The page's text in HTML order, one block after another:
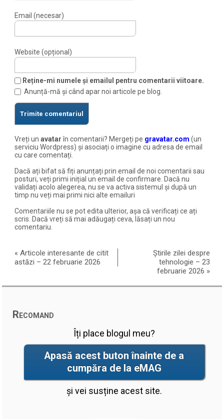
Email (necesar)
Website (opțional)
Reține-mi numele și emailul pentru comentarii viitoare.
Anunță-mă și când apar noi articole pe blog.
Vreți unavatarîn comentarii? Mergeți pe gravatar.com (un
serviciu Wordpress) și asociați o imagine cu adresa de email
cu care comentați.
Dacă ați bifat să fiți anunțați prin email de noi comentarii sau
posturi, veți primi inițial un email de confirmare. Dacă nu
validați acolo alegerea, nu se va activa sistemul și după un
timp nu veți mai primi nici alte emailuri
Comentariile nu se pot edita ulterior, așa că verificați ce ați
scris. Dacă vreți să mai adăugați ceva, lăsați un nou
comentariu.
«Articole interesante de citit
astăzi – 22 februarie 2026
Știrile zilei despre
tehnologie – 23
februarie 2026 »
Recomand
Îți place blogul meu?
Apasă acest buton înainte de a
cumpăra de la eMAG
și vei susține acest site.